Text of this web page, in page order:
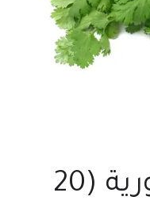
الكزبرة السورية (20